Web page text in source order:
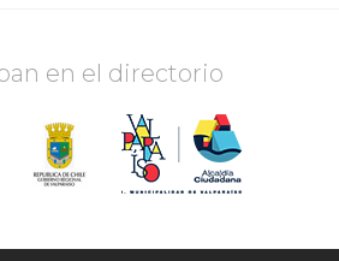
en el directorio